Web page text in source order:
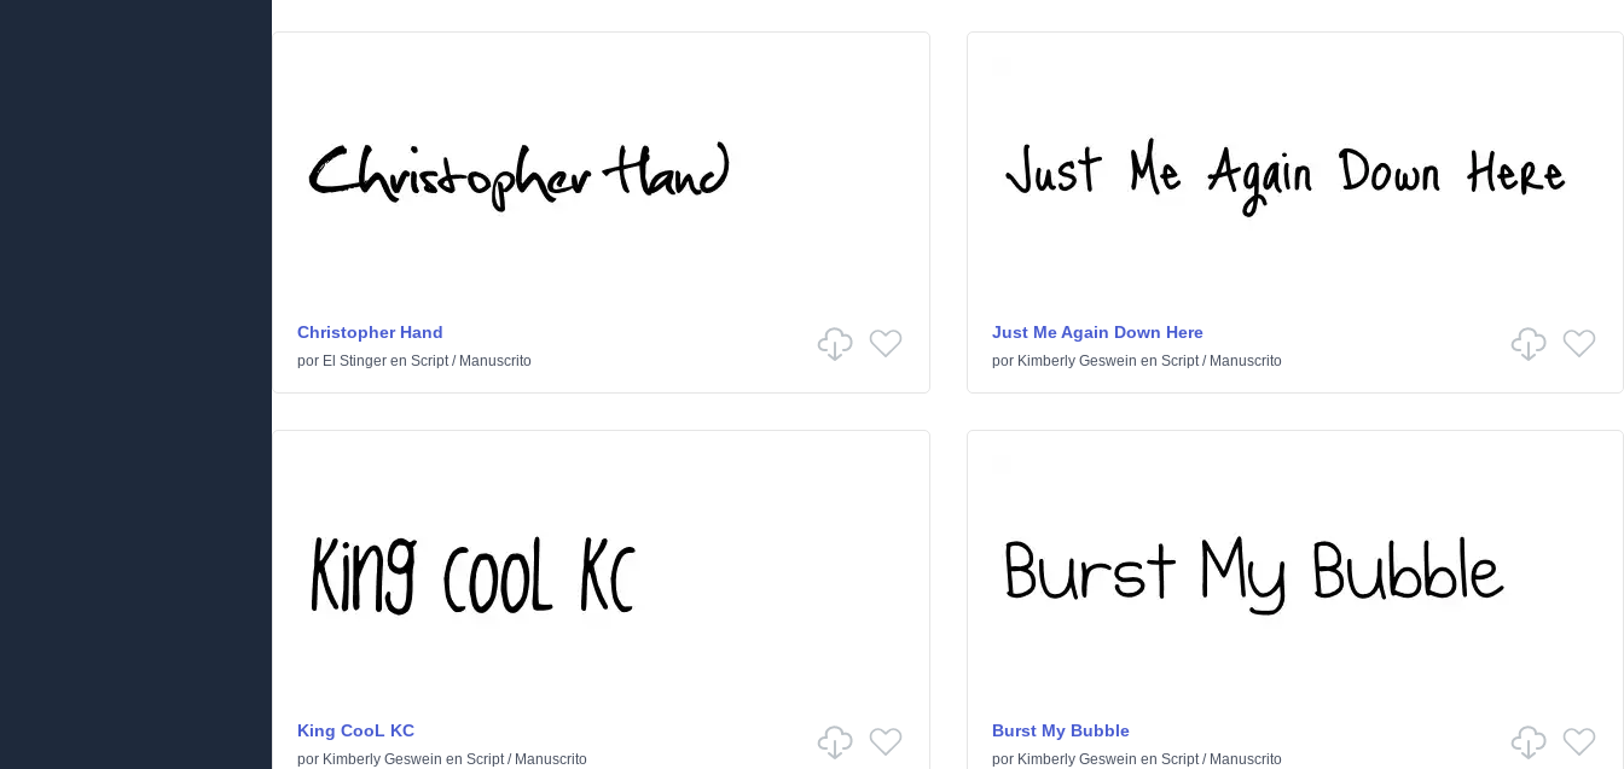
Christopher Hand
por El Stinger en Script/ Manuscrito
Just Me Again Down Here
por Kimberly Geswein en Script/ Manuscrito
King CooL KC
por Kimberly Geswein en Script/ Manuscrito
Burst My Bubble
por Kimberly Geswein en Script/ Manuscrito